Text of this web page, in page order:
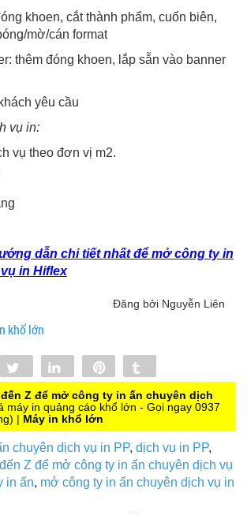
khoen, cắt thành phẩm, cuốn biên,
mờ/cán format
thêm đóng khoen, lắp sẵn vào banner
yêu cầu
vụ in:
vụ theo đơn vị m2.
dẫn chi tiết nhất để mở công ty in
in Hiflex
Đăng bởi Nguyễn Liên
khổ lớn
Tweet Share
0
Z để mở công ty in ấn chuyên dịch
máy in quảng cáo khổ lớn - Gọi ngay 0937
| Máy in khổ lớn
chuyên dịch vụ in PP, dịch vụ in PP,
Z để mở công ty in ấn chuyên dịch vụ
in ấn, mở công ty in ấn chuyên dịch vụ in